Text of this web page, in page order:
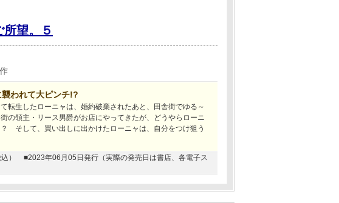
望。５
作
われて大ピンチ!?
転生したローニャは、婚約破棄されたあと、田舎街でゆる～
の領主・リース男爵がお店にやってきたが、どうやらローニ
そして、買い出しに出かけたローニャは、自分をつけ狙う
）
■2023年06月05日発行（実際の発売日は書店、各電子ス